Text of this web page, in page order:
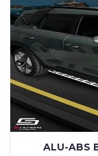
ALU-ABS